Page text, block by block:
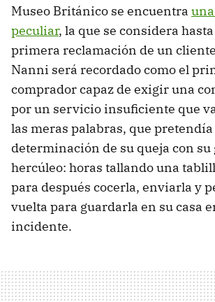
Museo Británico se encuentra
peculiar, la que se considera
primera reclamación de un
Nanni será recordado como el
comprador capaz de exigir una
por un servicio insuficiente que
las meras palabras, que
determinación de su queja con su
hercúleo: horas tallando una
para después cocerla, enviarla y
vuelta para guardarla en su casa
incidente.